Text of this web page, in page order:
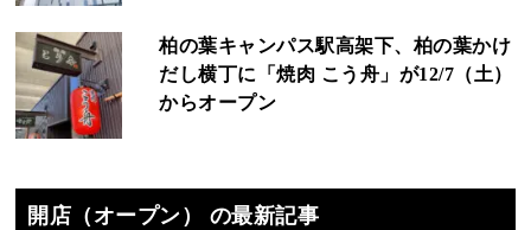
柏の葉キャンパス駅高架下、柏の葉かけ
だし横丁に「焼肉 こう舟」が12/7（土）
からオープン
開店（オープン） の最新記事